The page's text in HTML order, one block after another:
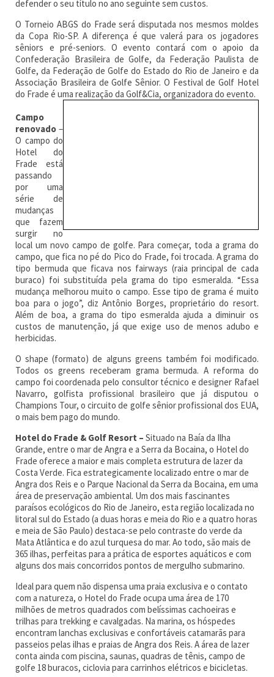
defender o seu título no ano seguinte sem custos.
O Torneio ABGS do Frade será disputada nos mesmos moldes
da Copa Rio-SP. A diferença é que valerá para os jogadores
sêniors e pré-seniors. O evento contará com o apoio da
Confederação Brasileira de Golfe, da Federação Paulista de
Golfe, da Federação de Golfe do Estado do Rio de Janeiro e da
Associação Brasileira de Golfe Sênior. O Festival de Golf Hotel
do Frade é uma realização da Golf&Cia, organizadora do evento.
Campo
renovado –
O campo do
Hotel do
Frade está
passando
por uma
série de
mudanças
que fazem
surgir no
local um novo campo de golfe. Para começar, toda a grama do
campo, que fica no pé do Pico do Frade, foi trocada. A grama do
tipo bermuda que ficava nos fairways (raia principal de cada
buraco) foi substituída pela grama do tipo esmeralda. “Essa
mudança melhorou muito o campo. Esse tipo de grama é muito
boa para o jogo”, diz Antônio Borges, proprietário do resort.
Além de boa, a grama do tipo esmeralda ajuda a diminuir os
custos de manutenção, já que exige uso de menos adubo e
herbicidas.
O shape (formato) de alguns greens também foi modificado.
Todos os greens receberam grama bermuda. A reforma do
campo foi coordenada pelo consultor técnico e designer Rafael
Navarro, golfista profissional brasileiro que já disputou o
Champions Tour, o circuito de golfe sênior profissional dos EUA,
o mais bem pago do mundo.
Hotel do Frade & Golf Resort – Situado na Baía da Ilha
Grande, entre o mar de Angra e a Serra da Bocaina, o Hotel do
Frade oferece a maior e mais completa estrutura de lazer da
Costa Verde. Fica estrategicamente localizado entre o mar de
Angra dos Reis e o Parque Nacional da Serra da Bocaina, em uma
área de preservação ambiental. Um dos mais fascinantes
paraísos ecológicos do Rio de Janeiro, esta região localizada no
litoral sul do Estado (a duas horas e meia do Rio e a quatro horas
e meia de São Paulo) destaca-se pelo contraste do verde da
Mata Atlântica e do azul turquesa do mar. Ao todo, são mais de
365 ilhas, perfeitas para a prática de esportes aquáticos e com
alguns dos mais concorridos pontos de mergulho submarino.
Ideal para quem não dispensa uma praia exclusiva e o contato
com a natureza, o Hotel do Frade ocupa uma área de 170
milhões de metros quadrados com belíssimas cachoeiras e
trilhas para trekking e cavalgadas. Na marina, os hóspedes
encontram lanchas exclusivas e confortáveis catamarãs para
passeios pelas ilhas e praias de Angra dos Reis. A área de lazer
conta ainda com piscina, saunas, quadras de tênis, campo de
golfe 18 buracos, ciclovia para carrinhos elétricos e bicicletas.